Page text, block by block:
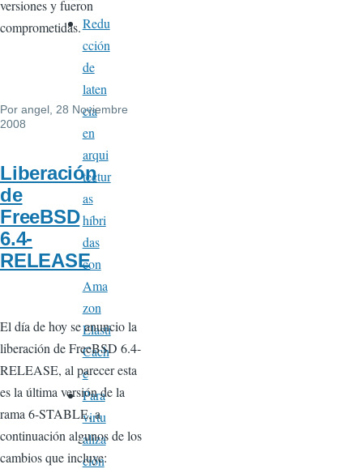
versiones y fueron
comprometidas.
Por angel , 28 Noviembre
2008
Liberación
de
FreeBSD
6.4-
RELEASE
El día de hoy se anuncio la
liberación de FreeBSD 6.4-
RELEASE, al parecer esta
es la última versión de la
rama 6-STABLE, a
continuación algunos de los
cambios que incluye:
Redu
cción
de
laten
cia
en
arqui
tectur
as
híbri
das
con
Ama
zon
Elasti
Cach
e
Para
virtu
aliza
ción